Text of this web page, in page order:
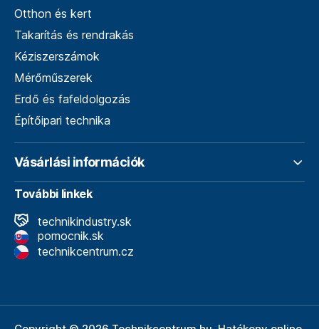
Otthon és kert
Takarítás és rendrakás
Kéziszerszámok
Mérőműszerek
Erdő és fafeldolgozás
Építőipari technika
Vásárlási információk
További linkek
technikindustry.sk
pomocnik.sk
technikcentrum.cz